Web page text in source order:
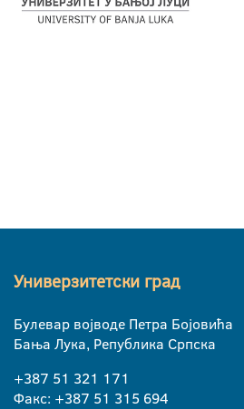
Универзитетски град
Булевар војводе Петра Бојовића
Бања Лука, Република Српска
+387 51 321 171
Факс: +387 51 315 694